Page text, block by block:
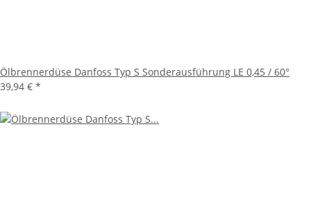
Ölbrennerdüse Danfoss Typ S Sonderausführung LE 0,45 / 60°
39,94 € *